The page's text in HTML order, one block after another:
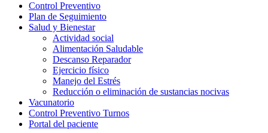
Control Preventivo
Plan de Seguimiento
Salud y Bienestar
Actividad social
Alimentación Saludable
Descanso Reparador
Ejercicio físico
Manejo del Estrés
Reducción o eliminación de sustancias nocivas
Vacunatorio
Control Preventivo Turnos
Portal del paciente